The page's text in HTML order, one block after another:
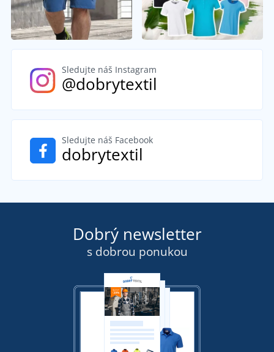
Sledujte náš Instagram
@dobrytextil
Sledujte náš Facebook
dobrytextil
Dobrý newsletter
s dobrou ponukou